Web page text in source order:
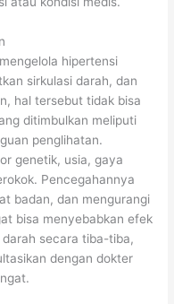
hipertensi
sirkulasi darah, dan
hal tersebut tidak bisa
ditimbulkan meliputi
penglihatan.
genetik, usia, gaya
Pencegahannya
badan, dan mengurangi
bisa menyebabkan efek
secara tiba-tiba,
dengan dokter